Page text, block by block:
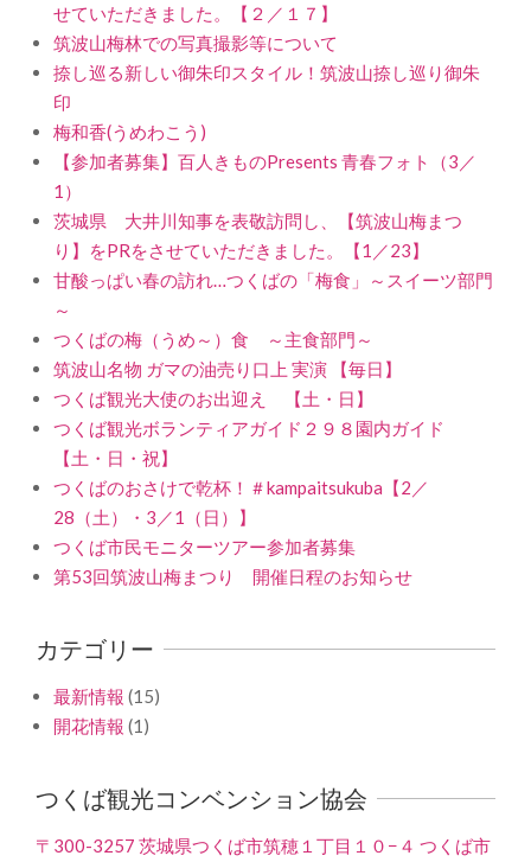
せていただきました。【２／１７】
筑波山梅林での写真撮影等について
捺し巡る新しい御朱印スタイル！筑波山捺し巡り御朱
印
梅和香(うめわこう)
【参加者募集】百人きものPresents 青春フォト（3／
1）
茨城県 大井川知事を表敬訪問し、【筑波山梅まつ
り】をPRをさせていただきました。【1／23】
甘酸っぱい春の訪れ…つくばの「梅食」～スイーツ部門
～
つくばの梅（うめ～）食 ～主食部門～
筑波山名物 ガマの油売り口上 実演 【毎日】
つくば観光大使のお出迎え 【土・日】
つくば観光ボランティアガイド２９８園内ガイド
【土・日・祝】
つくばのおさけで乾杯！＃kampaitsukuba【2／
28（土）・3／1（日）】
つくば市民モニターツアー参加者募集
第53回筑波山梅まつり 開催日程のお知らせ
カテゴリー
最新情報 (15)
開花情報 (1)
つくば観光コンベンション協会
〒300-3257 茨城県つくば市筑穂１丁目１０−４ つくば市